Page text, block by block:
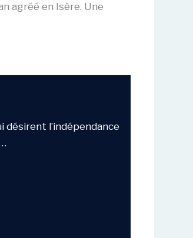
agréé en Isère. Une
désirent l’indépendance